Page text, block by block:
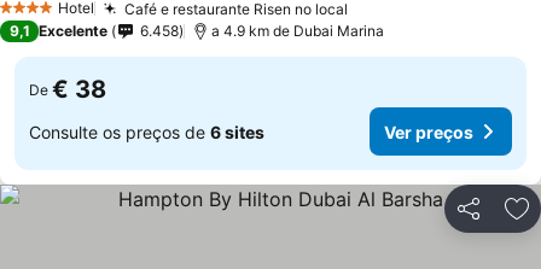
4 EstrelasHotel
Café e restaurante Risen no local
9,1 Excelente 6.458 a 4.9 km de Dubai Marina
De € 38
Consulte os preços de 6 sites Ver preços
Partilhar